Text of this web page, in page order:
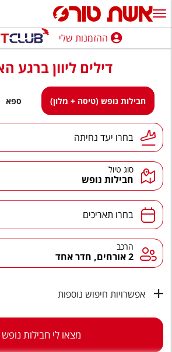
ההזמנות שלי
נופש בארץ
חופשה לפי סגנון
מלונות באילת
טיולים מאורגנים
סגנונות טיול
הרגע האחרון
חבילות בריאות וספא
טיסות לחו"ל
מלונות בחו"ל
ההזמנות שלי
דילים ליוון ברגע
חבילות נופש (טיסה + מלון) ספא
יעד נחיתהבחרו יעד נחיתה
סוג טיול
חבילות נופש
תאריכים בחרו תאריכים
הרכב הרכב
2 אורחים, חדר אחד
אפשרויות חיפוש נוספות
מצאו לי חבילות נופש